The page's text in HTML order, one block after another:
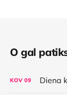
O gal
KOV 09